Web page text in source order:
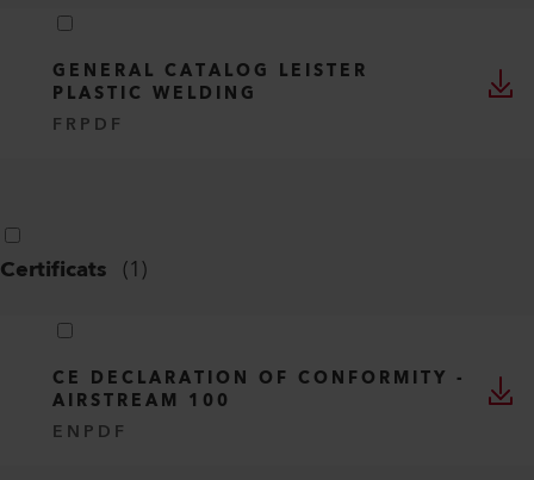
GENERAL CATALOG LEISTER
PLASTIC WELDING
FR PDF
Certificats (1)
CE DECLARATION OF CONFORMITY -
AIRSTREAM 100
EN PDF